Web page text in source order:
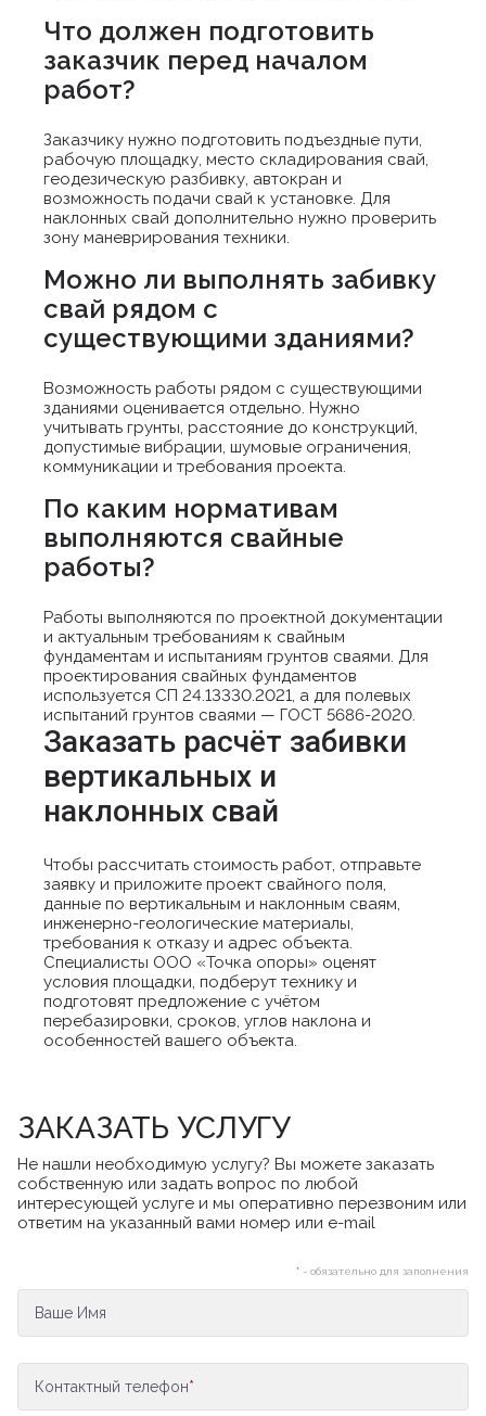
Что должен подготовить
заказчик перед началом
работ?
Заказчику нужно подготовить подъездные пути,
рабочую площадку, место складирования свай,
геодезическую разбивку, автокран и
возможность подачи свай к установке. Для
наклонных свай дополнительно нужно проверить
зону маневрирования техники.
Можно ли выполнять забивку
свай рядом с
существующими зданиями?
Возможность работы рядом с существующими
зданиями оценивается отдельно. Нужно
учитывать грунты, расстояние до конструкций,
допустимые вибрации, шумовые ограничения,
коммуникации и требования проекта.
По каким нормативам
выполняются свайные
работы?
Работы выполняются по проектной документации
и актуальным требованиям к свайным
фундаментам и испытаниям грунтов сваями. Для
проектирования свайных фундаментов
используется СП 24.13330.2021, а для полевых
испытаний грунтов сваями — ГОСТ 5686-2020.
Заказать расчёт забивки
вертикальных и
наклонных свай
Чтобы рассчитать стоимость работ, отправьте
заявку и приложите проект свайного поля,
данные по вертикальным и наклонным сваям,
инженерно-геологические материалы,
требования к отказу и адрес объекта.
Специалисты ООО «Точка опоры» оценят
условия площадки, подберут технику и
подготовят предложение с учётом
перебазировки, сроков, углов наклона и
особенностей вашего объекта.
ЗАКАЗАТЬ УСЛУГУ
Не нашли необходимую услугу? Вы можете заказать
собственную или задать вопрос по любой
интересующей услуге и мы оперативно перезвоним или
ответим на указанный вами номер или e-mail
Ваше Имя
Контактный телефон*
* - обязательно для заполнения